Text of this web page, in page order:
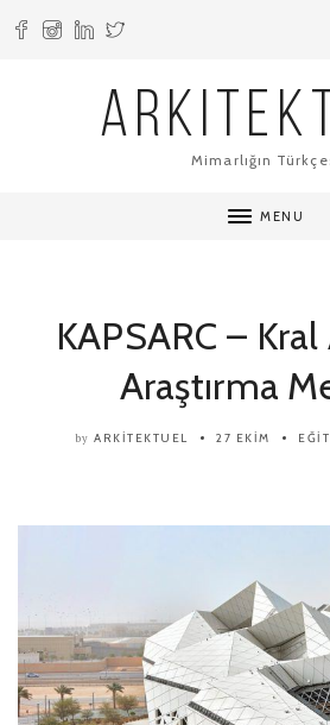
Mimarlığın
MENU
KAPSARC –
Araştırma
by ARKITEKTUEL 27 EKIM